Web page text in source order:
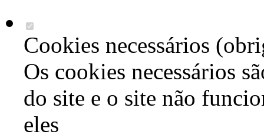
Cookies necessários
Os cookies necessários
do site e o site não
eles